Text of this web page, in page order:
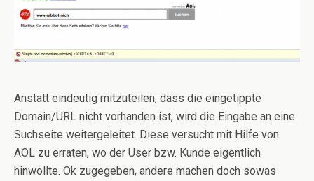
Anstatt eindeutig mitzuteilen, dass die eingetippte
Domain/URL nicht vorhanden ist, wird die Eingabe an eine
Suchseite weitergeleitet. Diese versucht mit Hilfe von
AOL zu erraten, wo der User bzw. Kunde eigentlich
hinwollte. Ok zugegeben, andere machen doch sowas